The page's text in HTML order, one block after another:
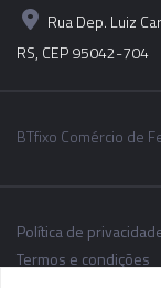
Rua Dep. Luiz
RS, CEP 95042-704
BTfixo Comércio de
Política de
Termos e condições